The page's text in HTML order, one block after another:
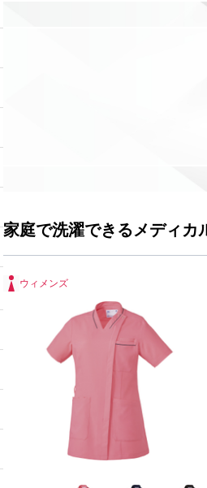
家庭で洗濯できるメディカ
ウィメンズ